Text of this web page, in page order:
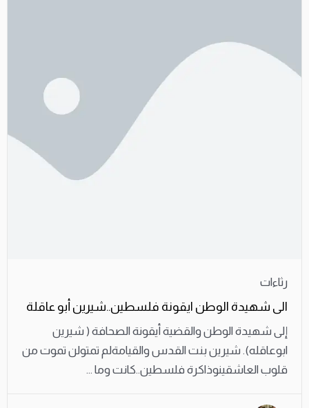
رثاءات
الى شهيدة الوطن ايقونة فلسطين..شيرين أبو عاقلة
إلى شهيدة الوطن والقضية أيقونة الصحافة ( شيرين
ابوعاقله). شيرين بنت القدس والقيامةلم تمتولن تموت من
قلوب العاشقينوذاكرة فلسطين..كانت وما ...